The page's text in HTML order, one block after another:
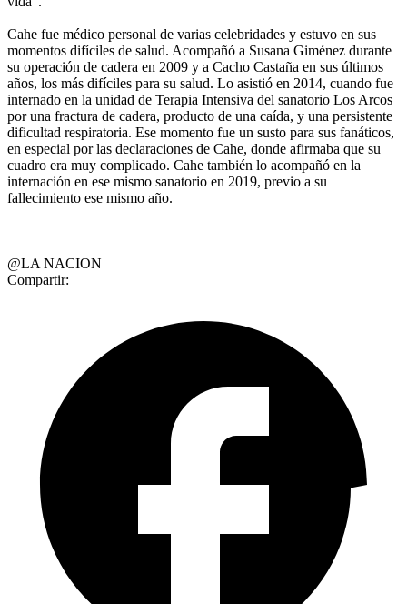
Cahe fue médico personal de varias celebridades y estuvo en sus
momentos difíciles de salud. Acompañó a Susana Giménez durante
su operación de cadera en 2009 y a Cacho Castaña en sus últimos
años, los más difíciles para su salud. Lo asistió en 2014, cuando fue
internado en la unidad de Terapia Intensiva del sanatorio Los Arcos
por una fractura de cadera, producto de una caída, y una persistente
dificultad respiratoria. Ese momento fue un susto para sus fanáticos,
en especial por las declaraciones de Cahe, donde afirmaba que su
cuadro era muy complicado. Cahe también lo acompañó en la
internación en ese mismo sanatorio en 2019, previo a su
fallecimiento ese mismo año.
@LA NACION
Compartir: